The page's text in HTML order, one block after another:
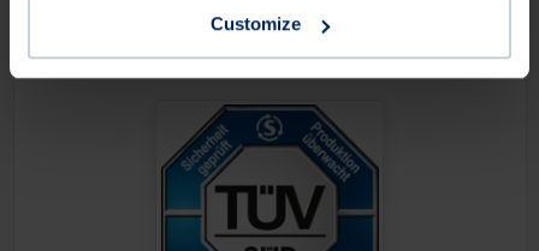
Customize